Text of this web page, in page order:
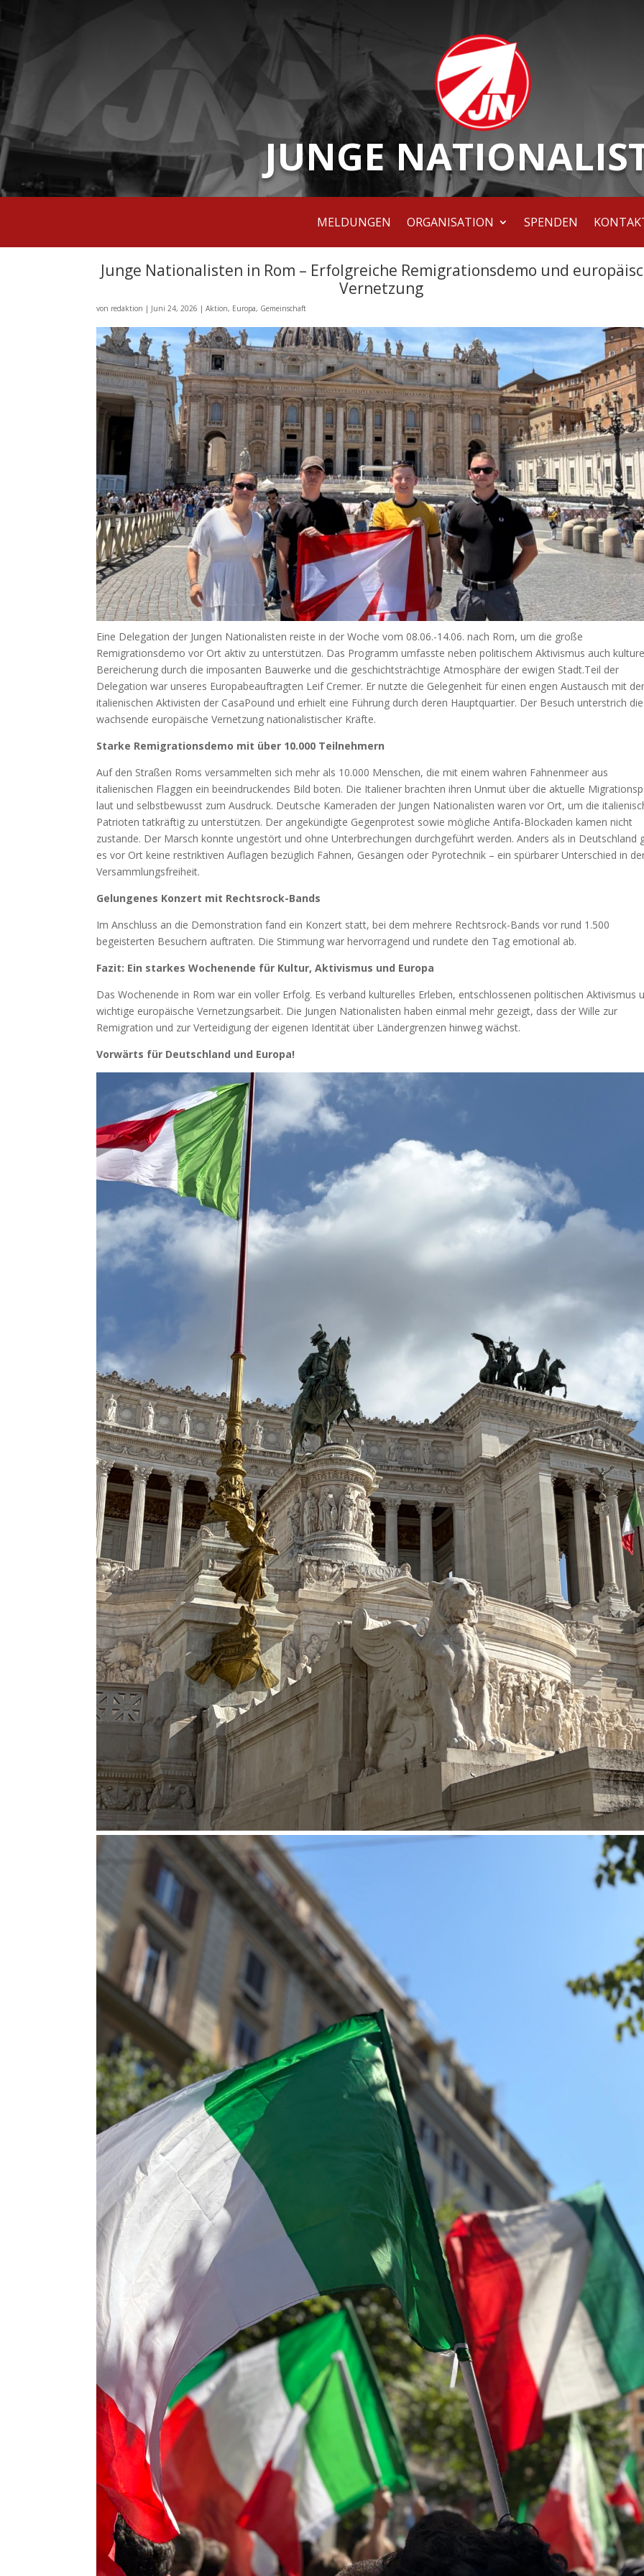
JUNGE
MELDUNGEN ORGANISATION SPENDEN
Junge Nationalisten in Rom – Erfolgreiche Remigrationsdemo und
Vernetzung
von redaktion | Juni 24, 2026 |Aktion, Europa, Gemeinschaft
Eine Delegation der Jungen Nationalisten reiste in der Woche vom 08.06.-14.06. nach Rom, um die große
Remigrationsdemo vor Ort aktiv zu unterstützen. Das Programm umfasste neben politischem Aktivismus auch
Bereicherung durch die imposanten Bauwerke und die geschichtsträchtige Atmosphäre der ewigen Stadt.Teil der
Delegation war unseres Europabeauftragten Leif Cremer. Er nutzte die Gelegenheit für einen engen Austausch mit
italienischen Aktivisten der CasaPound und erhielt eine Führung durch deren Hauptquartier. Der Besuch unterstrich die
wachsende europäische Vernetzung nationalistischer Kräfte.
Starke Remigrationsdemo mit über 10.000 Teilnehmern
Auf den Straßen Roms versammelten sich mehr als 10.000 Menschen, die mit einem wahren Fahnenmeer aus
italienischen Flaggen ein beeindruckendes Bild boten. Die Italiener brachten ihren Unmut über die aktuelle
laut und selbstbewusst zum Ausdruck. Deutsche Kameraden der Jungen Nationalisten waren vor Ort, um die
Patrioten tatkräftig zu unterstützen. Der angekündigte Gegenprotest sowie mögliche Antifa-Blockaden kamen nicht
zustande. Der Marsch konnte ungestört und ohne Unterbrechungen durchgeführt werden. Anders als in Deutschland
es vor Ort keine restriktiven Auflagen bezüglich Fahnen, Gesängen oder Pyrotechnik – ein spürbarer Unterschied in
Versammlungsfreiheit.
Gelungenes Konzert mit Rechtsrock-Bands
Im Anschluss an die Demonstration fand ein Konzert statt, bei dem mehrere Rechtsrock-Bands vor rund 1.500
begeisterten Besuchern auftraten. Die Stimmung war hervorragend und rundete den Tag emotional ab.
Fazit: Ein starkes Wochenende für Kultur, Aktivismus und Europa
Das Wochenende in Rom war ein voller Erfolg. Es verband kulturelles Erleben, entschlossenen politischen Aktivismus
wichtige europäische Vernetzungsarbeit. Die Jungen Nationalisten haben einmal mehr gezeigt, dass der Wille zur
Remigration und zur Verteidigung der eigenen Identität über Ländergrenzen hinweg wächst.
Vorwärts für Deutschland und Europa!